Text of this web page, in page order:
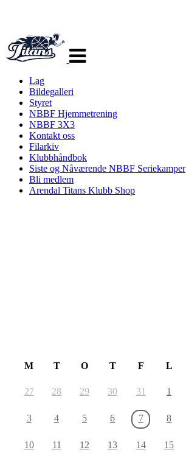
navigasjon
Lag
Bildegalleri
Styret
NBBF Hjemmetrening
NBBF 3X3
Kontakt oss
Filarkiv
Klubbhåndbok
Siste og Nåværende NBBF Seriekamper
Bli medlem
Arendal Titans Klubb Shop
M T O T F L
27 28 29 30 31 1
3 4 5 6 7 8
10 11 12 13 14 15